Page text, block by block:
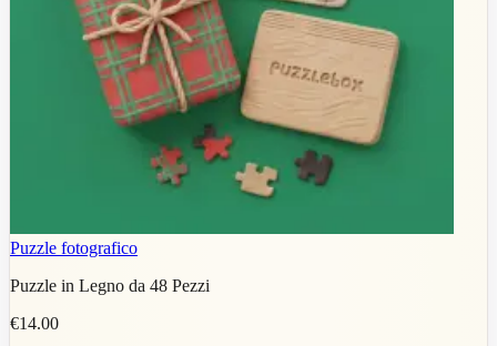
Puzzle fotografico
Puzzle in Legno da 48 Pezzi
€14.00